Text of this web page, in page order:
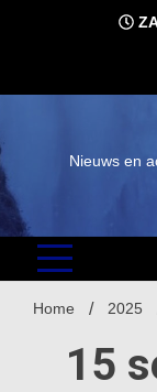
Nieuws en
Home 2025
15